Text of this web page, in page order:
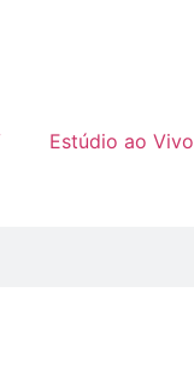
Estúdio ao Vivo